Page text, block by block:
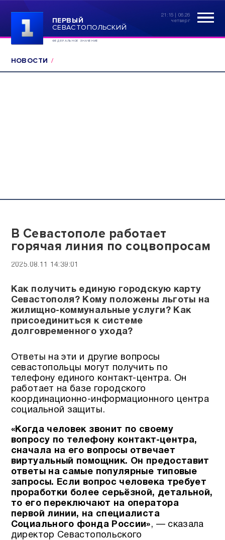
ПЕРВЫЙ
СЕВАСТОПОЛЬСКИЙ
ФЕДЕРАЛЬНОЕ ЗНАЧЕНИЕ
21:15 | 06.26
четверг
НОВОСТИ
В Севастополе работает
горячая линия по соцвопросам
2025.08.11 14:39:01
Как получить единую городскую карту
Севастополя? Кому положены льготы на
жилищно-коммунальные услуги? Как
присоединиться к системе
долговременного ухода?
Ответы на эти и другие вопросы
севастопольцы могут получить по
телефону единого контакт-центра. Он
работает на базе городского
координационно-информационного центра
социальной защиты.
«Когда человек звонит по своему
вопросу по телефону контакт-центра,
сначала на его вопросы отвечает
виртуальный помощник. Он предоставит
ответы на самые популярные типовые
запросы. Если вопрос человека требует
проработки более серьёзной, детальной,
то его переключают на оператора
первой линии, на специалиста
Социального фонда России», — сказала
директор Севастопольского